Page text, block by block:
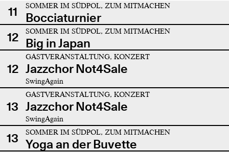
11 SOMMER IM SÜDPOL, ZUM MITMACHEN
Bocciaturnier
12
SOMMER IM SÜDPOL, ZUM MITMACHEN
Big in Japan
12
GASTVERANSTALTUNG, KONZERT
Jazzchor Not4Sale
SwingAgain
13
GASTVERANSTALTUNG, KONZERT
Jazzchor Not4Sale
SwingAgain
13 SOMMER IM SÜDPOL, ZUM MITMACHEN
Yoga an der Buvette